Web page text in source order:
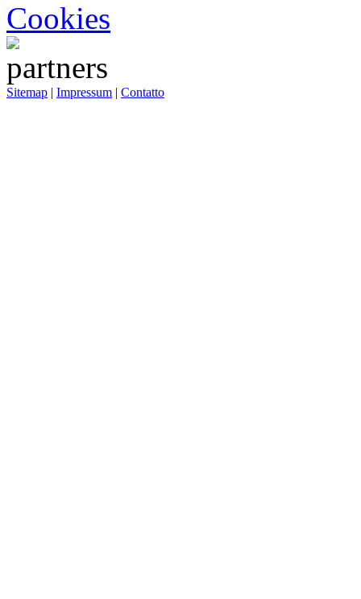
Cookies
Sitemap | Impressum | Contatto